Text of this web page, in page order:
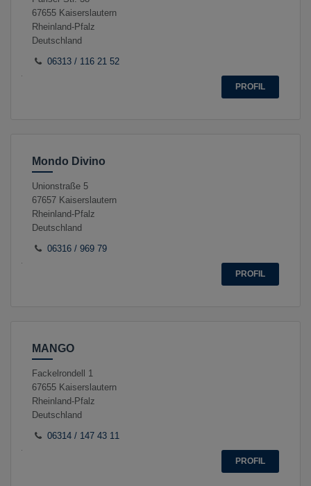
67655 Kaiserslautern
Rheinland-Pfalz
Deutschland
06313 / 116 21 52
PROFIL
Mondo Divino
Unionstraße 5
67657 Kaiserslautern
Rheinland-Pfalz
Deutschland
06316 / 969 79
PROFIL
MANGO
Fackelrondell 1
67655 Kaiserslautern
Rheinland-Pfalz
Deutschland
06314 / 147 43 11
PROFIL